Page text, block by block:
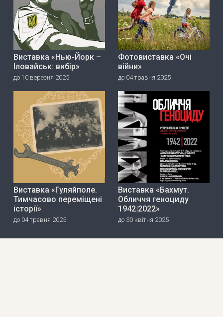
Виставка «Нью-Йорк –
Іловайськ: вибір»
до 10 вересня 2025
Фотовиставка «Очі
війни»
до 04 травня 2025
Виставка «Гуляйполе.
Тимчасово переміщені
історії»
до 04 травня 2025
Виставка «Бахмут.
Обличчя геноциду
1942|2022»
до 30 квітня 2025